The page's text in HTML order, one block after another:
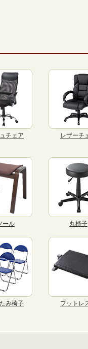
チェア レザーチ
ール 丸椅子
み椅子 フットレ